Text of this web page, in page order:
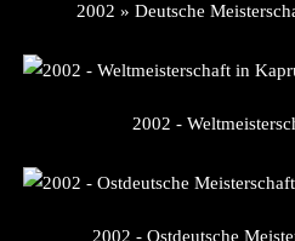
2002 » Deutsche
2002 -
2002 - Ostdeutsche